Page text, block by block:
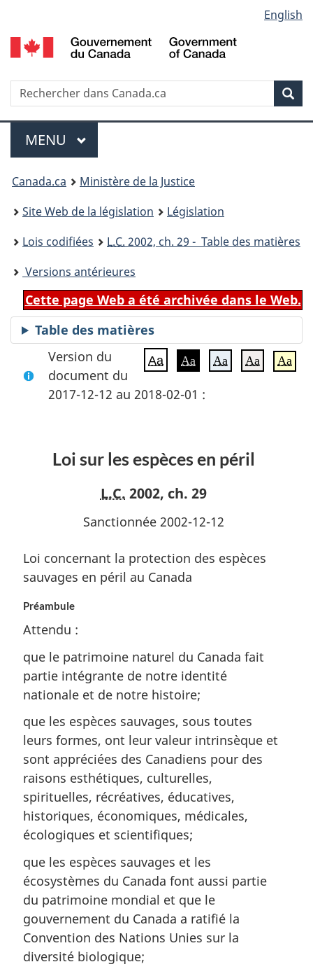
au
contenu
propos
de
la
HTML
simplifiée
selection
English
Recherche
Menu
MENU PRINCIPAL
You
are
here:
Canada.ca
Ministère de la Justice
Site Web de la législation
Législation
Lois codifiées
L.C. 2002, ch. 29 - Table des matières
Versions antérieures
Cette page Web a été archivée dans le Web.
Table des matières
Aa Aa Aa Aa Aa
Version du
document du
2017-12-12 au 2018-02-01 :
Loi sur les espèces en péril
L.C. 2002, ch. 29
Sanctionnée 2002-12-12
Loi concernant la protection des espèces
sauvages en péril au Canada
Préambule
Attendu :
que le patrimoine naturel du Canada fait
partie intégrante de notre identité
nationale et de notre histoire;
que les espèces sauvages, sous toutes
leurs formes, ont leur valeur intrinsèque et
sont appréciées des Canadiens pour des
raisons esthétiques, culturelles,
spirituelles, récréatives, éducatives,
historiques, économiques, médicales,
écologiques et scientifiques;
que les espèces sauvages et les
écosystèmes du Canada font aussi partie
du patrimoine mondial et que le
gouvernement du Canada a ratifié la
Convention des Nations Unies sur la
diversité biologique;